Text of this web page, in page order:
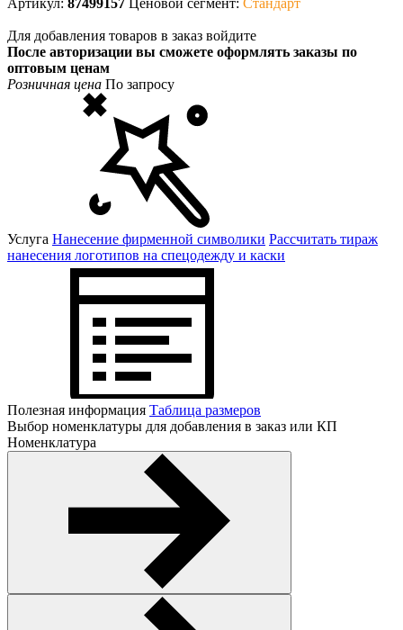
Для добавления товаров в заказ войдите
После авторизации вы сможете оформлять заказы по
оптовым ценам
Розничная цена По запросу
Услуга Нанесение фирменной символики Рассчитать тираж
нанесения логотипов на спецодежду и каски
Полезная информация Таблица размеров
Выбор номенклатуры для добавления в заказ или КП
Номенклатура